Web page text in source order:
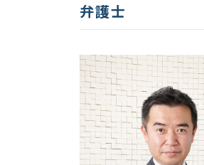
弁護士